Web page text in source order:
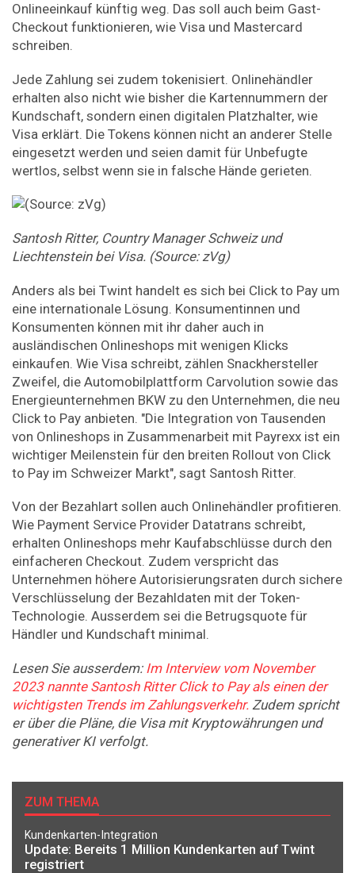
Onlineeinkauf künftig weg. Das soll auch beim Gast-
Checkout funktionieren, wie Visa und Mastercard
schreiben.
Jede Zahlung sei zudem tokenisiert. Onlinehändler
erhalten also nicht wie bisher die Kartennummern der
Kundschaft, sondern einen digitalen Platzhalter, wie
Visa erklärt. Die Tokens können nicht an anderer Stelle
eingesetzt werden und seien damit für Unbefugte
wertlos, selbst wenn sie in falsche Hände gerieten.
Santosh Ritter, Country Manager Schweiz und
Liechtenstein bei Visa. (Source: zVg)
Anders als bei Twint handelt es sich bei Click to Pay um
eine internationale Lösung. Konsumentinnen und
Konsumenten können mit ihr daher auch in
ausländischen Onlineshops mit wenigen Klicks
einkaufen. Wie Visa schreibt, zählen Snackhersteller
Zweifel, die Automobilplattform Carvolution sowie das
Energieunternehmen BKW zu den Unternehmen, die neu
Click to Pay anbieten. "Die Integration von Tausenden
von Onlineshops in Zusammenarbeit mit Payrexx ist ein
wichtiger Meilenstein für den breiten Rollout von Click
to Pay im Schweizer Markt", sagt Santosh Ritter.
Von der Bezahlart sollen auch Onlinehändler profitieren.
Wie Payment Service Provider Datatrans schreibt,
erhalten Onlineshops mehr Kaufabschlüsse durch den
einfacheren Checkout. Zudem verspricht das
Unternehmen höhere Autorisierungsraten durch sichere
Verschlüsselung der Bezahldaten mit der Token-
Technologie. Ausserdem sei die Betrugsquote für
Händler und Kundschaft minimal.
Lesen Sie ausserdem:Im Interview vom November
2023 nannte Santosh Ritter Click to Pay als einen der
wichtigsten Trends im Zahlungsverkehr. Zudem spricht
er über die Pläne, die Visa mit Kryptowährungen und
generativer KI verfolgt.
ZUM THEMA
Kundenkarten-Integration
Update: Bereits 1 Million Kundenkarten auf Twint
registriert